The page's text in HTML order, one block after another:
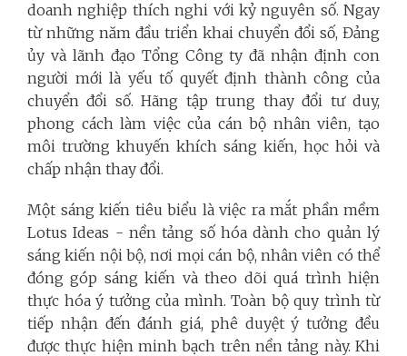
doanh nghiệp thích nghi với kỷ nguyên số. Ngay
từ những năm đầu triển khai chuyển đổi số, Đảng
ủy và lãnh đạo Tổng Công ty đã nhận định con
người mới là yếu tố quyết định thành công của
chuyển đổi số. Hãng tập trung thay đổi tư duy,
phong cách làm việc của cán bộ nhân viên, tạo
môi trường khuyến khích sáng kiến, học hỏi và
chấp nhận thay đổi.
Một sáng kiến tiêu biểu là việc ra mắt phần mềm
Lotus Ideas - nền tảng số hóa dành cho quản lý
sáng kiến nội bộ, nơi mọi cán bộ, nhân viên có thể
đóng góp sáng kiến và theo dõi quá trình hiện
thực hóa ý tưởng của mình. Toàn bộ quy trình từ
tiếp nhận đến đánh giá, phê duyệt ý tưởng đều
được thực hiện minh bạch trên nền tảng này. Khi